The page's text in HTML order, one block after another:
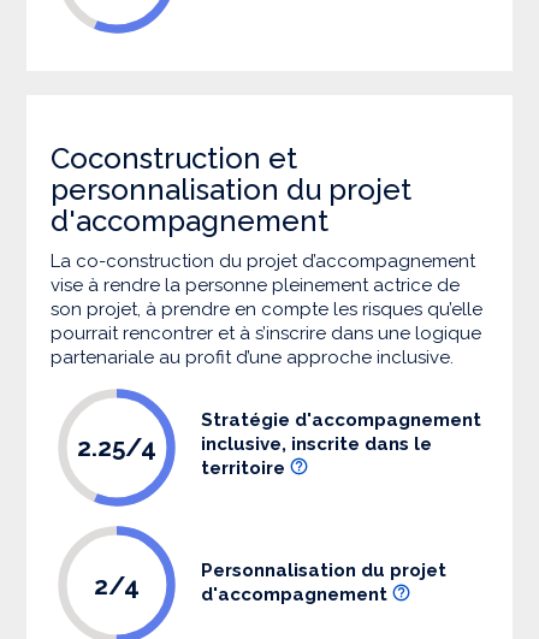
Coconstruction et
personnalisation du projet
d'accompagnement
La co-construction du projet d’accompagnement
vise à rendre la personne pleinement actrice de
son projet, à prendre en compte les risques qu’elle
pourrait rencontrer et à s’inscrire dans une logique
partenariale au profit d’une approche inclusive.
2.25/4
Stratégie d'accompagnement
inclusive, inscrite dans le
territoire
2/4
Personnalisation du projet
d'accompagnement